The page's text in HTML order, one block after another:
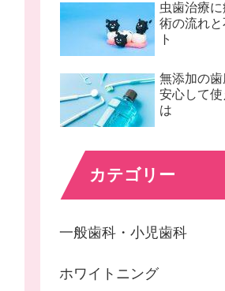
虫歯治療
術の流れ
ト
無添加の歯
安心して
は
カテゴリー
一般歯科・小児歯科
ホワイトニング